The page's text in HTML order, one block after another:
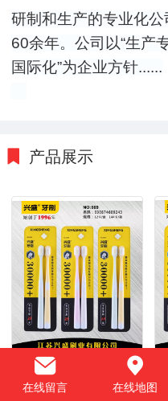
研制和生产的专业化公
60余年。公司以“生产
国际化”为企业方针......
产品展示
在线留言 在线地图